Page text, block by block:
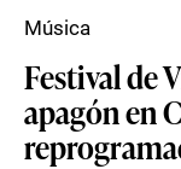
Festival de
apagón en
Música